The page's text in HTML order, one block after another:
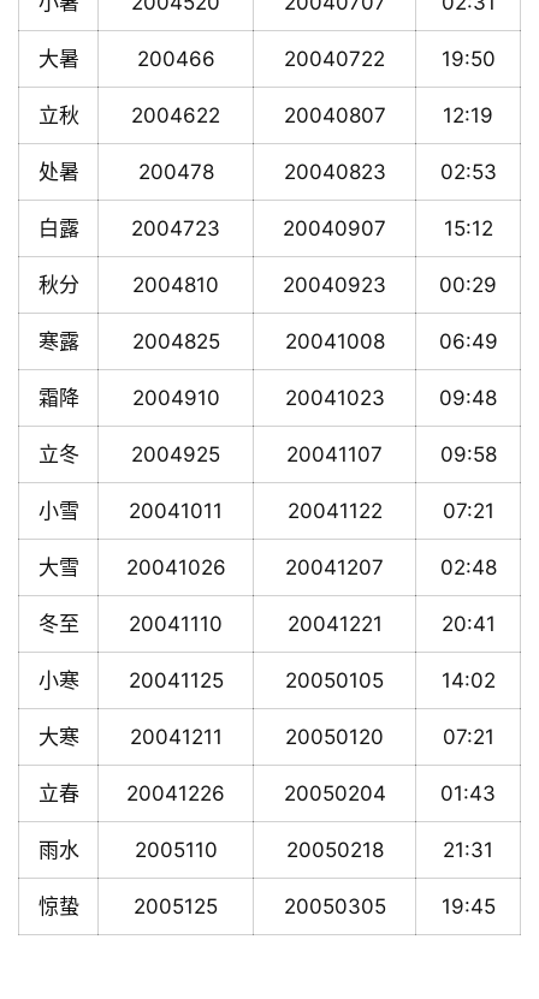
大暑 200466 20040722 19:50
立秋 2004622 20040807 12:19
处暑 200478 20040823 02:53
白露 2004723 20040907 15:12
秋分 2004810 20040923 00:29
寒露 2004825 20041008 06:49
霜降 2004910 20041023 09:48
立冬 2004925 20041107 09:58
小雪 20041011 20041122 07:21
大雪 20041026 20041207 02:48
冬至 20041110 20041221 20:41
小寒 20041125 20050105 14:02
大寒 20041211 20050120 07:21
立春 20041226 20050204 01:43
雨水 2005110 20050218 21:31
惊蛰 2005125 20050305 19:45